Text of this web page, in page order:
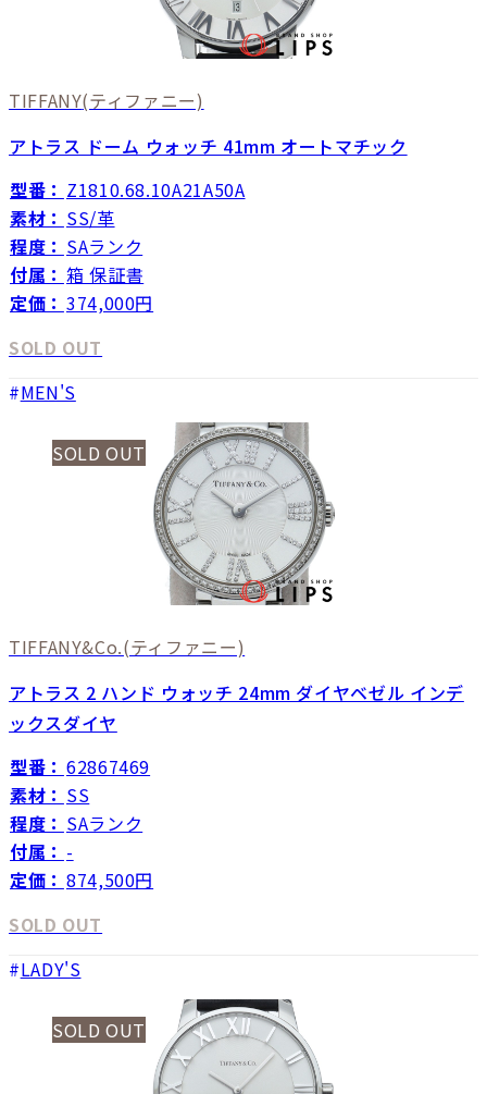
TIFFANY(ティファニー)
アトラス ドーム ウォッチ 41mm オートマチック
型番： Z1810.68.10A21A50A
素材： SS/革
程度： SAランク
付属： 箱 保証書
定価： 374,000円
SOLD OUT
MEN'S
SOLD OUT
TIFFANY&Co.(ティファニー)
アトラス 2 ハンド ウォッチ 24mm ダイヤベゼル インデ
ックスダイヤ
型番： 62867469
素材： SS
程度： SAランク
付属： -
定価： 874,500円
SOLD OUT
LADY'S
SOLD OUT